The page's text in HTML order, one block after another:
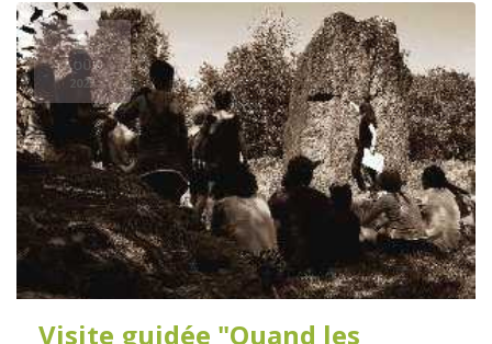
9
AOÛT
2025
Visite guidée "Quand les